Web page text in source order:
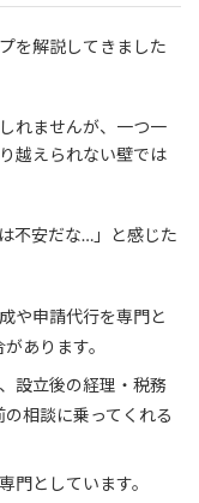
を解説してきました
れませんが、一つ一
越えられない壁では
不安だな…」と感じた
や申請代行を専門と
あります。
設立後の経理・税務
相談に乗ってくれる
門としています。